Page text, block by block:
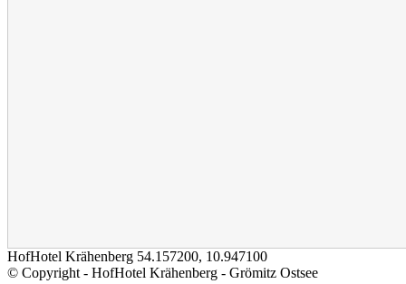
HofHotel Krähenberg 54.157200, 10.947100
© Copyright - HofHotel Krähenberg - Grömitz Ostsee